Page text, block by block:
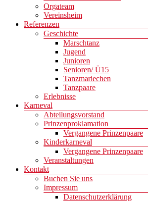
Orgateam
Vereinsheim
Referenzen
Geschichte
Marschtanz
Jugend
Junioren
Senioren/ Ü15
Tanzmariechen
Tanzpaare
Erlebnisse
Karneval
Abteilungsvorstand
Prinzenproklamation
Vergangene Prinzenpaare
Kinderkarneval
Vergangene Prinzenpaare
Veranstaltungen
Kontakt
Buchen Sie uns
Impressum
Datenschutzerklärung